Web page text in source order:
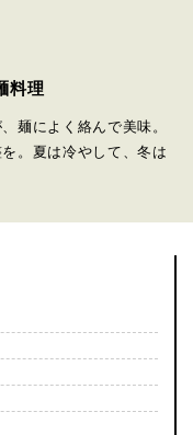
料理
麺によく絡んで美味。
。夏は冷やして、冬は